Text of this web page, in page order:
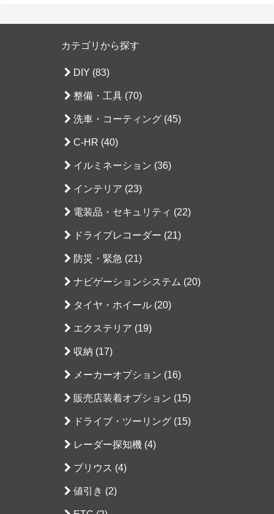
カテゴリから探す
DIY (83)
整備・工具 (70)
洗車・コーティング (45)
C-HR (40)
イルミネーション (36)
インテリア (23)
電装品・セキュリティ (22)
ドライブレコーダー (21)
防災・緊急 (21)
ナビゲーションシステム (20)
タイヤ・ホイール (20)
エクステリア (19)
収納 (17)
メーカーオプション (16)
販売店装着オプション (15)
ドライブ・ツーリング (15)
レーダー探知機 (4)
プリウス (4)
値引き (2)